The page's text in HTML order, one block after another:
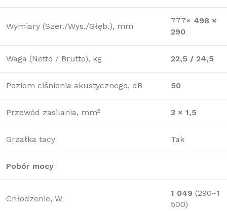
Wymiary (Szer./Wys./Głęb.), mm
777× 498 ×
290
Waga (Netto / Brutto), kg 22,5 / 24,5
Poziom ciśnienia akustycznego, dB 50
Przewód zasilania, mm² 3 × 1,5
Grzałka tacy Tak
Pobór mocy
Chłodzenie, W
1 049 (290~1
500)